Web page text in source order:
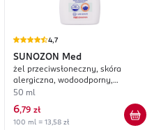
4,7
SUNOZON Med
żel przeciwsłoneczny, skóra
alergiczna, wodoodporny,
UVA+UVB, SPF 50
50 ml
6,79 zł
100 ml = 13,58 zł